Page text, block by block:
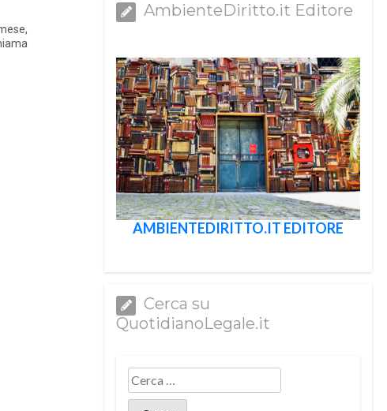
AmbienteDiritto.it Editore
AMBIENTEDIRITTO.IT EDITORE
Cerca su
QuotidianoLegale.it